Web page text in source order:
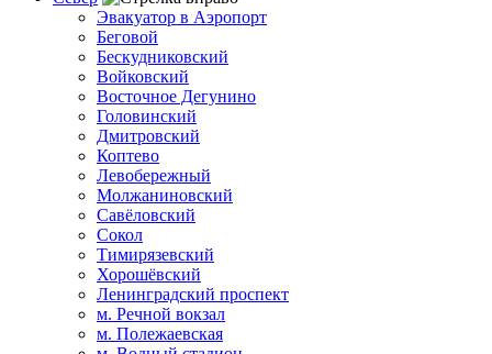
Эвакуатор в Аэропорт
Беговой
Бескудниковский
Войковский
Восточное Дегунино
Головинский
Дмитровский
Коптево
Левобережный
Молжаниновский
Савёловский
Сокол
Тимирязевский
Хорошёвский
Ленинградский проспект
м. Речной вокзал
м. Полежаевская